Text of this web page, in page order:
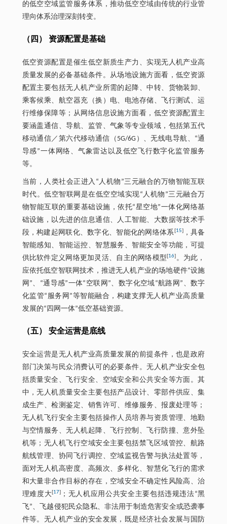
的低空空域监管服务体系，推动低空空域由传统的行业管
理向体系治理深刻转变。
（四） 资源配置是基础
低空资源配置是催生低空新质生产力、实现无人机产业高
质量发展的必备基础条件。从场地设施方面看，低空资源
配置主要包括无人机产业所需的起降、中转、货物装卸、
乘客候乘、航空器充（换）电、电池存储、飞行测试、运
行维修保障等；从网络信息设施方面看，低空资源配置主
要涵盖通信、导航、监管、气象等专业领域，包括第五代
移动通信／第六代移动通信（5G/6G）、无线电导航、“通
导感”一体网络、气象雷达以及低空飞行数字化监管服务
等。
当前，人类社会正进入“人机物”三元融合的万物智能互联
时代。低空智联网是在低空空域实现“人机物”三元融合万
物智能互联的重要基础设施，依托“星空地”一体化网络基
础设施，以先进的信息通信、人工智能、大数据等技术手
段，构建起网联化、数字化、智能化的网络体系[15]，具备
智能感知、智能运控、智慧服务、智能安全等功能，可提
供比软件定义网络更加灵活、自主的网络模型[16] 。为此，
应依托低空智联网技术，推进无人机产业的场地硬件“设施
网”、“通导感”一体“空联网”、数字化空域“航路网”、数字
化监管“服务网”等智能融合，构建支撑无人机产业高质量
发展的“四网一体”低空基础资源。
（五） 安全运营是底线
安全运营是无人机产业高质量发展的前提条件，也是政府
部门决策与民众消费认可的必要条件。无人机产业安全包
括质量安全、飞行安全、空域安全和公共安全等方面。其
中，无人机质量安全主要包括产品设计、零部件供应、集
成生产、检测鉴定、销售许可、维修服务、报废处理等；
无人机飞行安全主要包括操作人员培养与资质管理、地勤
与空情服务、无人机起降、飞行控制、飞行防撞、意外坠
机等；无人机飞行空域安全主要包括禁飞区域管控、航路
航线管理、协同飞行调控、空域监视告警与执法处置等，
面对无人机高密度、高频次、多样化、智慧化飞行的需求
和大量非合作目标的存在，空域安全不确定性风险高、治
理难度大[17]
；无人机应用公共安全主要包括违规违法“黑
飞”、飞越侵犯民众隐私、非法用于制造危害安全或恐袭事
件等。无人机产业的安全发展，既是经济社会发展与国防